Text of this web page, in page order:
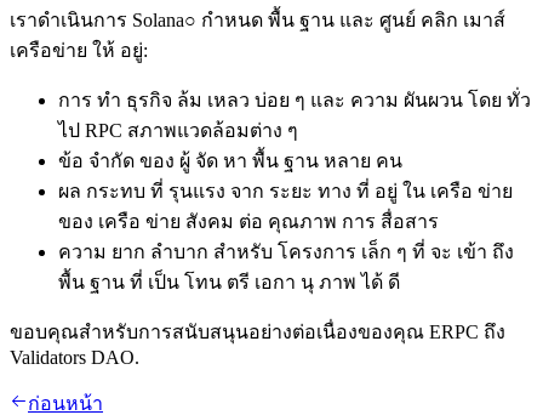
เราดําเนินการ Solana○ กําหนด พื้น ฐาน และ ศูนย์ คลิก เมาส์
เครือข่าย ให้ อยู่:
การ ทํา ธุรกิจ ล้ม เหลว บ่อย ๆ และ ความ ผันผวน โดย ทั่ว
ไป RPC สภาพแวดล้อมต่าง ๆ
ข้อ จํากัด ของ ผู้ จัด หา พื้น ฐาน หลาย คน
ผล กระทบ ที่ รุนแรง จาก ระยะ ทาง ที่ อยู่ ใน เครือ ข่าย
ของ เครือ ข่าย สังคม ต่อ คุณภาพ การ สื่อสาร
ความ ยาก ลําบาก สําหรับ โครงการ เล็ก ๆ ที่ จะ เข้า ถึง
พื้น ฐาน ที่ เป็น โทน ตรี เอกา นุ ภาพ ได้ ดี
ขอบคุณสําหรับการสนับสนุนอย่างต่อเนื่องของคุณ ERPC ถึง
Validators DAO.
ก่อนหน้า